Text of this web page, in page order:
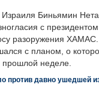
Биньямин
с
разоружения ХАМАС.
с планом, о
прошлой неделе.
против давно ушедшей